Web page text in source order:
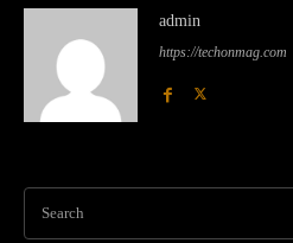
admin
https://techonmag.com
Search